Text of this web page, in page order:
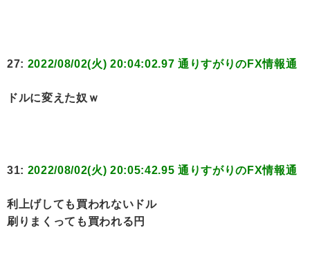
27: 2022/08/02(火) 20:04:02.97 通りすがりのFX情報通
ドルに変えた奴ｗ
31: 2022/08/02(火) 20:05:42.95 通りすがりのFX情報通
利上げしても買われないドル
刷りまくっても買われる円